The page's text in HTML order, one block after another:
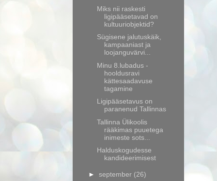
Miks nii raskesti
ligipääsetavad on
kultuuriobjektid?
Sügisene jalutuskäik,
kampaaniast ja
loojanguvärvi...
Minu 8.lubadus -
hooldusravi
kättesaadavuse
tagamine
Ligipääsetavus on
paranenud Tallinnas
Tallinna Ülikoolis
rääkimas puuetega
inimeste sots...
Halduskogudesse
kandideerimisest
► september (26)